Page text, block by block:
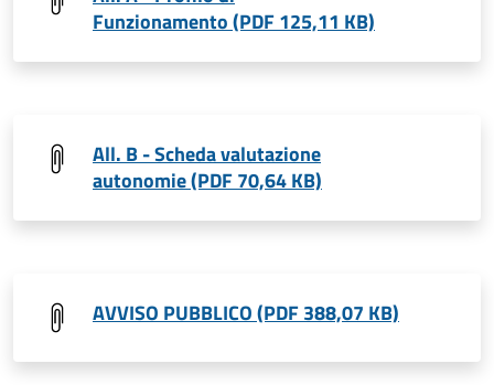
Funzionamento (PDF 125,11 KB)
All. B - Scheda valutazione
autonomie (PDF 70,64 KB)
AVVISO PUBBLICO (PDF 388,07 KB)